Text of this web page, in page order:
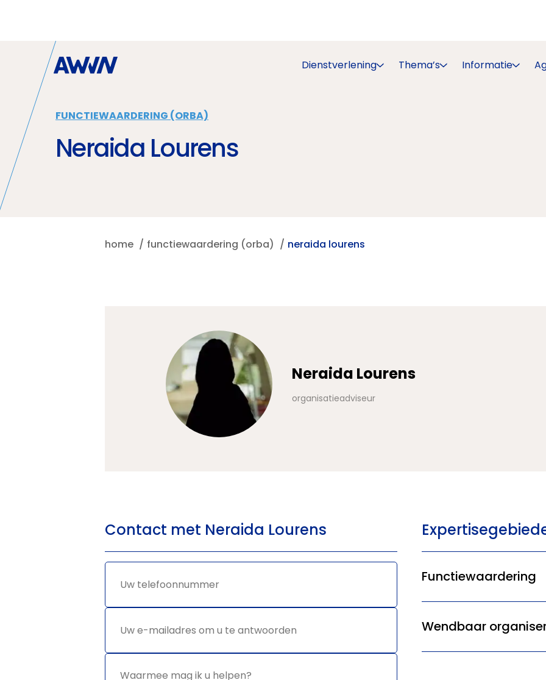
Dienstverlening Thema’s Informatie
FUNCTIEWAARDERING (ORBA)
Neraida Lourens
home functiewaardering (orba) neraida lourens
Neraida Lourens
organisatieadviseur
Contact met Neraida Lourens
Uw *
Uw e-
om u te
*
Waarmee
helpen?
*
Functiewaardering
Wendbaar